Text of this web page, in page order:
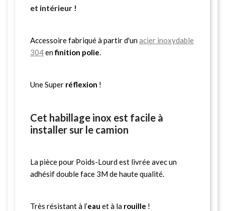
et intérieur !
Accessoire fabriqué à partir d'unacier inoxydable
304enfinition polie.
Une Super réflexion !
Cet habillage inox est facile à
installer sur le camion
La pièce pour Poids-Lourd est livrée avec un
adhésif double face 3M de haute qualité.
Très résistant à l’eau et à la rouille !